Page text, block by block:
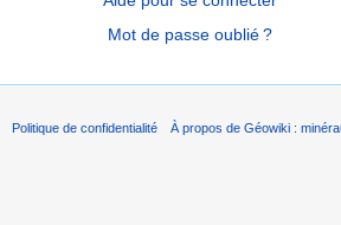
Mot de passe oublié ?
Politique de confidentialité À propos de Géowiki :